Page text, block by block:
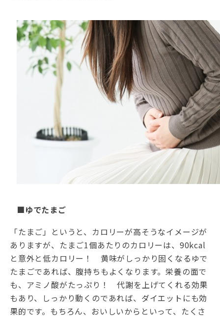
■ゆでたまご
「たまご」というと、カロリーが高そうなイメージが
ありますが、たまご1個あたりのカロリーは、90kcal
と意外と低カロリー！ 黄味がしっかり固くなるゆで
たまごであれば、腹持ちもよくなります。栄養の面で
も、アミノ酸がたっぷり！ 代謝を上げてくれる効果
もあり、しっかり動くのであれば、ダイエットにも効
果的です。もちろん、おいしいからといって、たくさ